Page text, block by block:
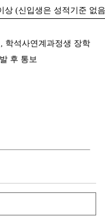
상 (신입생은 성적기준 없음
학석사연계과정생 장학
후 통보